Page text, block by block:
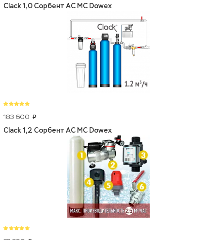
Clack 1,0 Сорбент АС МС Dowex
183 600 p
Clack 1,2 Сорбент АС МС Dowex